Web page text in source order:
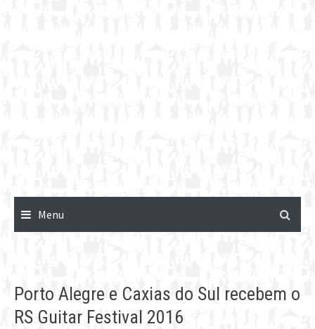
Menu
Porto Alegre e Caxias do Sul recebem o
RS Guitar Festival 2016